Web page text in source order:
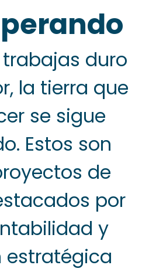
duro
la tierra que
se sigue
Estos son
de
por
y
estratégica